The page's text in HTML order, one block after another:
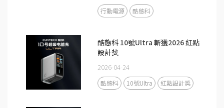
行動電源 酷態科
酷態科 10號Ultra 斬獲2026 紅點
設計獎
2026-04-24
酷態科 10號Ultra 紅點設計獎